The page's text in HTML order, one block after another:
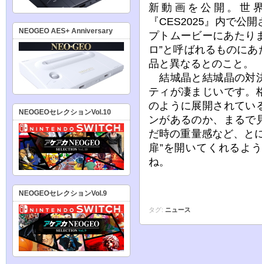
新動画を公開。世
『CES2025』内で公
プトムービーにあたり
ロ”と呼ばれるものに
品と異なるとのこと。
結城晶と結城晶の対
ティが凄まじいです。
のように展開されてい
ンがあるのか、まるで
だ時の重量感など、と
扉”を開いてくれるよ
ね。
タグ: ニュース
NEOGEO AES+ Anniversary
NEOGEOセレクションVol.10
NEOGEOセレクションVol.9